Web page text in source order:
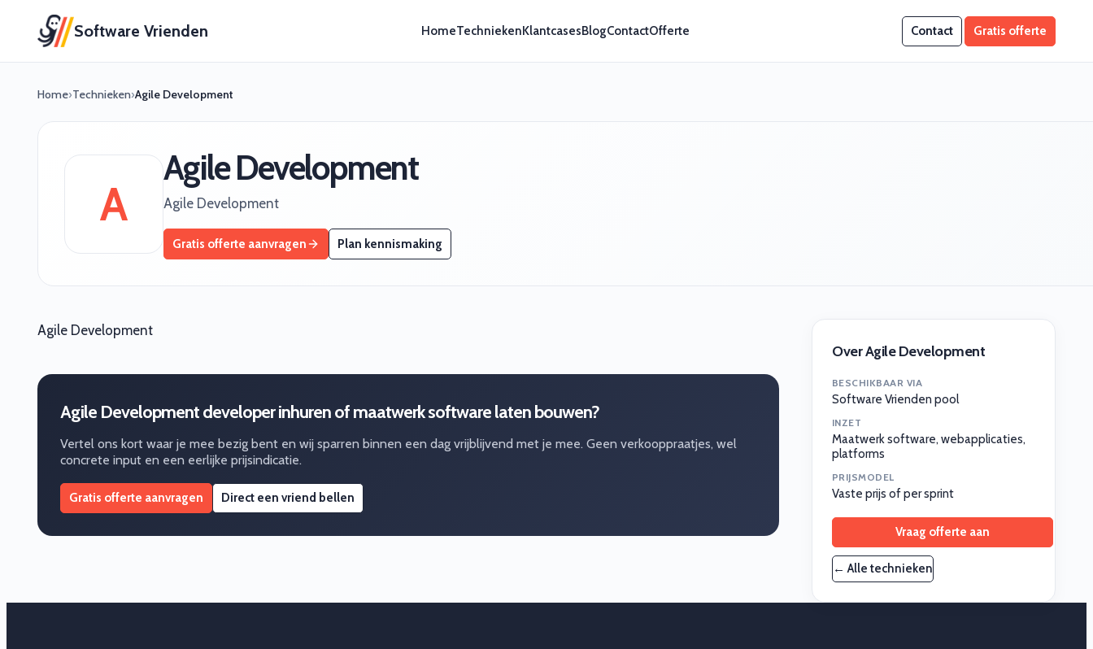
Software Vrienden HomeTechniekenKlantcasesBlogContactOfferte Contact Gratis offerte
Home›Technieken›Agile Development
A
Agile Development
Agile Development
Gratis offerte aanvragen Plan kennismaking
Agile Development
Agile Development developer inhuren of maatwerk software laten bouwen?
Vertel ons kort waar je mee bezig bent en wij sparren binnen een dag vrijblijvend met je mee. Geen verkooppraatjes, wel
concrete input en een eerlijke prijsindicatie.
Gratis offerte aanvragen Direct een vriend bellen
Over Agile Development
BESCHIKBAAR VIA
Software Vrienden pool
INZET
Maatwerk software, webapplicaties,
platforms
PRIJSMODEL
Vaste prijs of per sprint
Vraag offerte aan
← Alle technieken